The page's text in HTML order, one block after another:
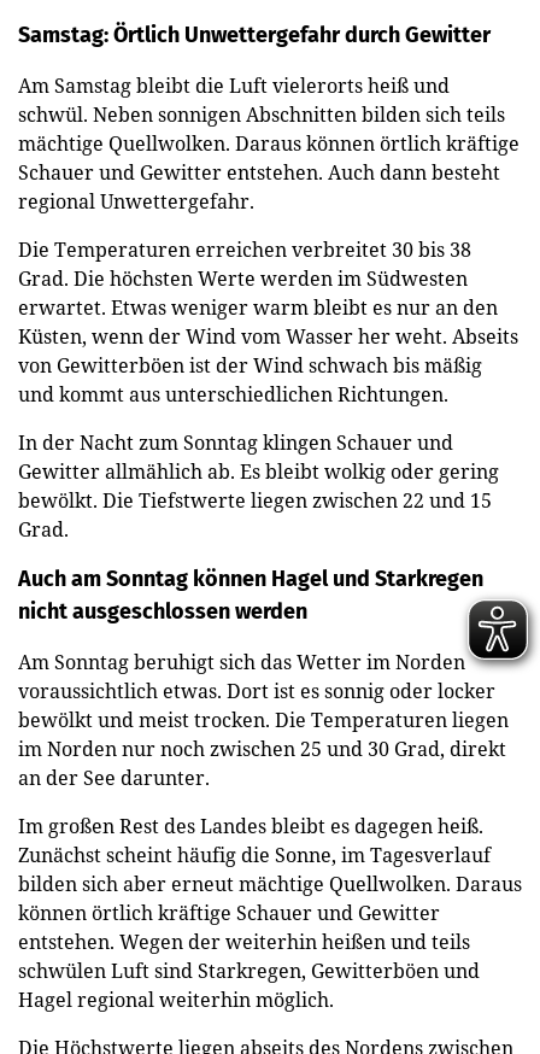
Samstag: Örtlich Unwettergefahr durch Gewitter
Am Samstag bleibt die Luft vielerorts heiß und
schwül. Neben sonnigen Abschnitten bilden sich teils
mächtige Quellwolken. Daraus können örtlich kräftige
Schauer und Gewitter entstehen. Auch dann besteht
regional Unwettergefahr.
Die Temperaturen erreichen verbreitet 30 bis 38
Grad. Die höchsten Werte werden im Südwesten
erwartet. Etwas weniger warm bleibt es nur an den
Küsten, wenn der Wind vom Wasser her weht. Abseits
von Gewitterböen ist der Wind schwach bis mäßig
und kommt aus unterschiedlichen Richtungen.
In der Nacht zum Sonntag klingen Schauer und
Gewitter allmählich ab. Es bleibt wolkig oder gering
bewölkt. Die Tiefstwerte liegen zwischen 22 und 15
Grad.
Auch am Sonntag können Hagel und Starkregen
nicht ausgeschlossen werden
Am Sonntag beruhigt sich das Wetter im Norden
voraussichtlich etwas. Dort ist es sonnig oder locker
bewölkt und meist trocken. Die Temperaturen liegen
im Norden nur noch zwischen 25 und 30 Grad, direkt
an der See darunter.
Im großen Rest des Landes bleibt es dagegen heiß.
Zunächst scheint häufig die Sonne, im Tagesverlauf
bilden sich aber erneut mächtige Quellwolken. Daraus
können örtlich kräftige Schauer und Gewitter
entstehen. Wegen der weiterhin heißen und teils
schwülen Luft sind Starkregen, Gewitterböen und
Hagel regional weiterhin möglich.
Die Höchstwerte liegen abseits des Nordens zwischen